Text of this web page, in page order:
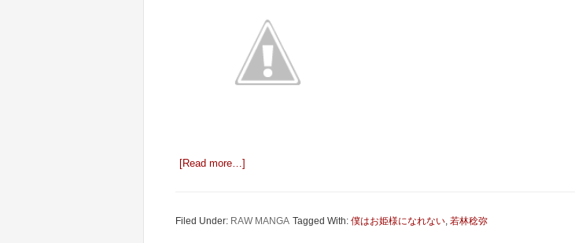
[Read more…]
Filed Under: RAW MANGA Tagged With: 僕はお姫様になれない, 若林稔弥